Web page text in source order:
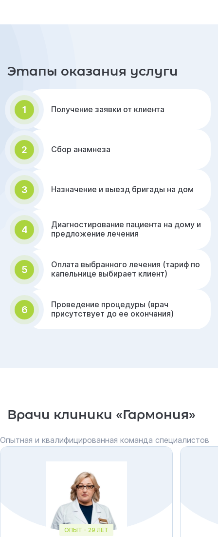
Этапы оказания услуги
1 Получение заявки от клиента
2 Сбор анамнеза
3 Назначение и выезд бригады на дом
4
Диагностирование пациента на дому и
предложение лечения
5
Оплата выбранного лечения (тариф по
капельнице выбирает клиент)
6
Проведение процедуры (врач
присутствует до ее окончания)
Врачи клиники «Гармония»
Опытная и квалифицированная команда специалистов
ОПЫТ - 29 ЛЕТ